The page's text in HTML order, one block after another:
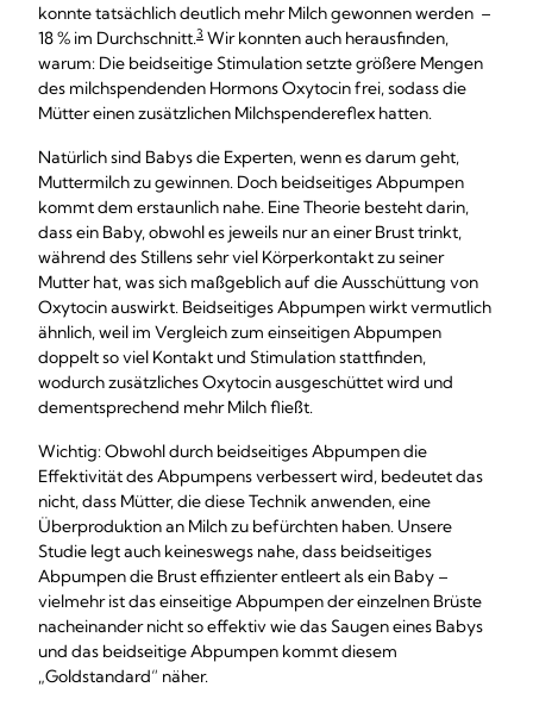
konnte tatsächlich deutlich mehr Milch gewonnen werden –
18 % im Durchschnitt.3 Wir konnten auch herausfinden,
warum: Die beidseitige Stimulation setzte größere Mengen
des milchspendenden Hormons Oxytocin frei, sodass die
Mütter einen zusätzlichen Milchspendereflex hatten.
Natürlich sind Babys die Experten, wenn es darum geht,
Muttermilch zu gewinnen. Doch beidseitiges Abpumpen
kommt dem erstaunlich nahe. Eine Theorie besteht darin,
dass ein Baby, obwohl es jeweils nur an einer Brust trinkt,
während des Stillens sehr viel Körperkontakt zu seiner
Mutter hat, was sich maßgeblich auf die Ausschüttung von
Oxytocin auswirkt. Beidseitiges Abpumpen wirkt vermutlich
ähnlich, weil im Vergleich zum einseitigen Abpumpen
doppelt so viel Kontakt und Stimulation stattfinden,
wodurch zusätzliches Oxytocin ausgeschüttet wird und
dementsprechend mehr Milch fließt.
Wichtig: Obwohl durch beidseitiges Abpumpen die
Effektivität des Abpumpens verbessert wird, bedeutet das
nicht, dass Mütter, die diese Technik anwenden, eine
Überproduktion an Milch zu befürchten haben. Unsere
Studie legt auch keineswegs nahe, dass beidseitiges
Abpumpen die Brust effizienter entleert als ein Baby –
vielmehr ist das einseitige Abpumpen der einzelnen Brüste
nacheinander nicht so effektiv wie das Saugen eines Babys
und das beidseitige Abpumpen kommt diesem
„Goldstandard“ näher.